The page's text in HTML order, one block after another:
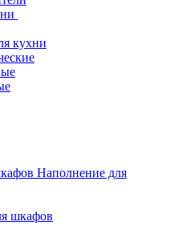
кухни
Наполнение для
шкафов